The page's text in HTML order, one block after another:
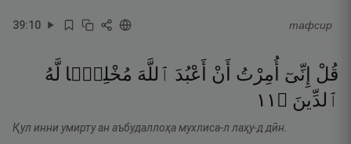
39:10 тафсир
قُلْ إِنِّىٓ أُمِرْتُ أَنْ أَعْبُدَ ٱللَّهَ مُخْلِصًۭا لَّهُ
ٱلدِّينَ ۝ ١١
Қул инни умирту ан аъбудаллоҳа мухлиса-л лаҳу-д дӣн.